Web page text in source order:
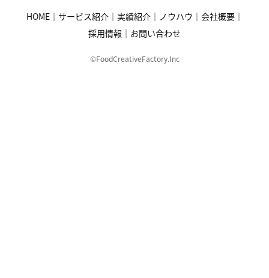
HOME サービス紹介 実績紹介 ノウハウ
会社概要
採用情報
お問い合わせ
©FoodCreativeFactory.Inc